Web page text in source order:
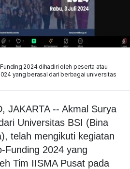
2024 dihadiri oleh peserta atau
yang berasal dari berbagai universitas
JAKARTA -- Akmal Surya
Universitas BSI (Bina
telah mengikuti kegiatan
Funding 2024 yang
Tim IISMA Pusat pada